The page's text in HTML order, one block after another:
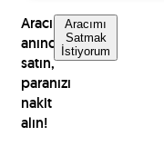
Aracınızı
anında
satın,
paranızı
nakit
alın!
Aracımı
Satmak
İstiyorum